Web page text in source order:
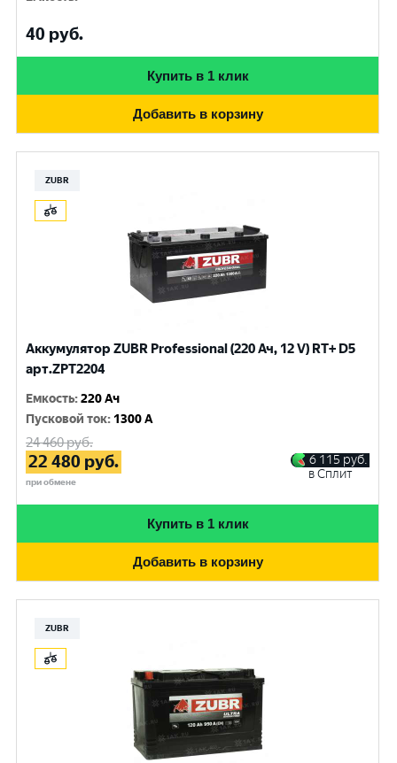
40 руб.
Купить в 1 клик
Добавить в корзину
ZUBR
Аккумулятор ZUBR Professional (220 Ач, 12 V) RT+ D5
арт.ZPT2204
Емкость:220 Ач
Пусковой ток: 1300 A
24 460руб.
22 480 руб.
при обмене
6 115 руб.
в Сплит
Купить в 1 клик
Добавить в корзину
ZUBR